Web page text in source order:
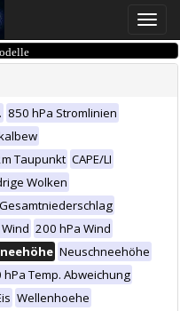
Toggle
850 hPa Stromlinien
Taupunkt CAPE/LI
Wolken
Gesamtniederschlag
200 hPa Wind
Neuschneehöhe
hPa Temp. Abweichung
Wellenhoehe